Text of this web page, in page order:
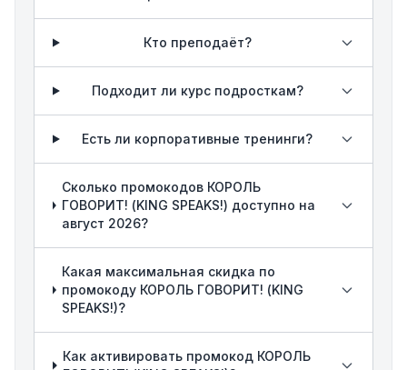
Кто преподаёт?
Подходит ли курс подросткам?
Есть ли корпоративные тренинги?
Сколько промокодов КОРОЛЬ
ГОВОРИТ! (KING SPEAKS!) доступно на
август 2026?
Какая максимальная скидка по
промокоду КОРОЛЬ ГОВОРИТ! (KING
SPEAKS!)?
Как активировать промокод КОРОЛЬ